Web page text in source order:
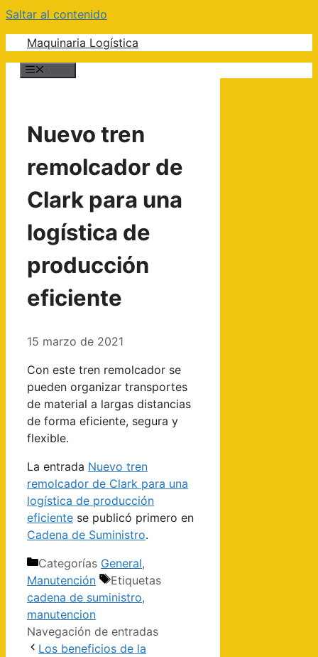
Saltar al contenido
Maquinaria Logística
Nuevo tren
remolcador de
Clark para una
logística de
producción
eficiente
15 marzo de 2021
Con este tren remolcador se
pueden organizar transportes
de material a largas distancias
de forma eficiente, segura y
flexible.
La entrada Nuevo tren
remolcador de Clark para una
logística de producción
eficiente se publicó primero en
Cadena de Suministro.
Categorías General,
Manutención
Etiquetas
cadena de suministro,
manutencion
Navegación de entradas
Los beneficios de la